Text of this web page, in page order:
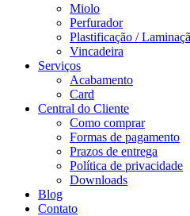
Miolo
Perfurador
Plastificação /
Vincadeira
Serviços
Acabamento
Card
Central do Cliente
Como comprar
Formas de pagamento
Prazos de entrega
Política de privacidade
Downloads
Blog
Contato